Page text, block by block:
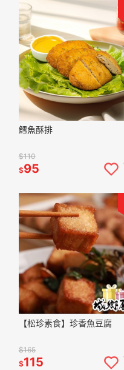
鱈魚酥排
$110
$95
【松珍素食】珍香魚豆腐
$165
$115